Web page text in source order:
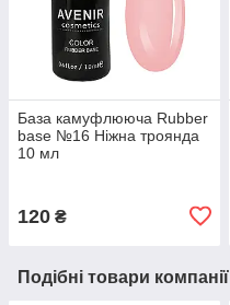
База камуфлююча Rubber
base №16 Ніжна троянда
10 мл
120 ₴
Подібні товари компанії